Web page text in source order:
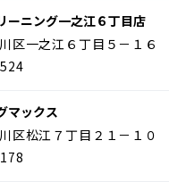
ーニング一之江６丁目店
区一之江６丁目５－１６
マックス
区松江７丁目２１－１０